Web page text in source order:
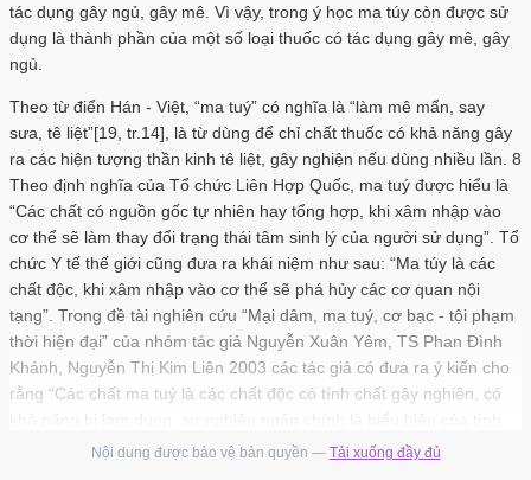
tác dụng gây ngủ, gây mê. Vì vậy, trong ý học ma túy còn được sử
dụng là thành phần của một số loại thuốc có tác dụng gây mê, gây
ngủ.
Theo từ điển Hán - Việt, “ma tuý” có nghĩa là “làm mê mẩn, say
sưa, tê liệt”[19, tr.14], là từ dùng để chỉ chất thuốc có khả năng gây
ra các hiện tượng thần kinh tê liệt, gây nghiện nếu dùng nhiều lần. 8
Theo định nghĩa của Tổ chức Liên Hợp Quốc, ma tuý được hiểu là
“Các chất có nguồn gốc tự nhiên hay tổng hợp, khi xâm nhập vào
cơ thể sẽ làm thay đổi trạng thái tâm sinh lý của người sử dụng”. Tổ
chức Y tế thế giới cũng đưa ra khái niệm như sau: “Ma túy là các
chất độc, khi xâm nhập vào cơ thể sẽ phá hủy các cơ quan nội
tạng”. Trong đề tài nghiên cứu “Mại dâm, ma tuý, cơ bạc - tội phạm
thời hiện đại” của nhóm tác giả Nguyễn Xuân Yêm, TS Phan Đình
Khánh, Nguyễn Thị Kim Liên 2003 các tác giả có đưa ra ý kiến cho
rằng “Các chất ma tuý là các chất độc có tính chất gây nghiện, có
trạng bị ngộ độc mãn tính do các chất ma tuý gây nên cho người sử
Nội dung được bảo vệ bản quyền — Tải xuống đầy đủ